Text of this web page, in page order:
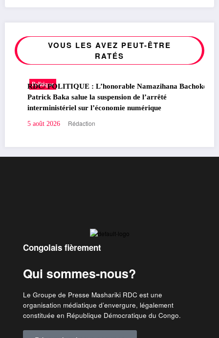
VOUS LES AVEZ PEUT-ÊTRE
RATÉS
Politique
RDC/ POLITIQUE : L’honorable Namazihana Bachoke
Patrick Baka salue la suspension de l’arrêté
interministériel sur l’économie numérique
5 août 2026 Rédaction
Congolais fièrement
Qui sommes-nous?
Le Groupe de Presse Mashariki RDC est une
organisation médiatique d’envergure, légalement
constituée en République Démocratique du Congo.